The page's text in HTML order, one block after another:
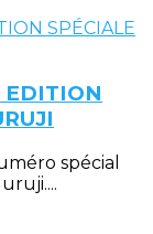
EDITION
spécial